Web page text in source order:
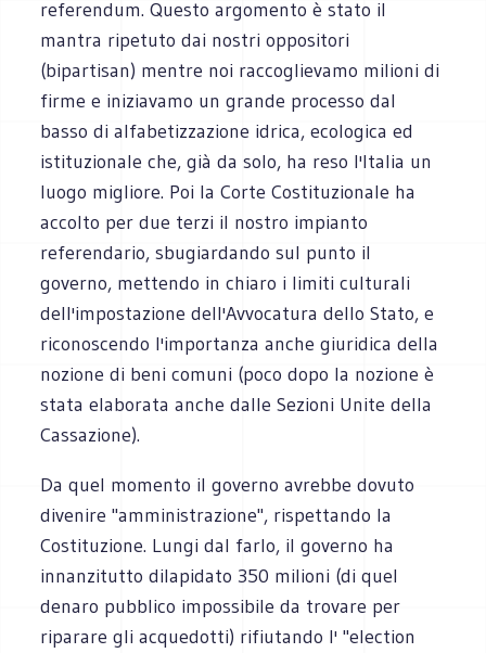
referendum. Questo argomento è stato il
mantra ripetuto dai nostri oppositori
(bipartisan) mentre noi raccoglievamo milioni di
firme e iniziavamo un grande processo dal
basso di alfabetizzazione idrica, ecologica ed
istituzionale che, già da solo, ha reso l'Italia un
luogo migliore. Poi la Corte Costituzionale ha
accolto per due terzi il nostro impianto
referendario, sbugiardando sul punto il
governo, mettendo in chiaro i limiti culturali
dell'impostazione dell'Avvocatura dello Stato, e
riconoscendo l'importanza anche giuridica della
nozione di beni comuni (poco dopo la nozione è
stata elaborata anche dalle Sezioni Unite della
Cassazione).
Da quel momento il governo avrebbe dovuto
divenire "amministrazione", rispettando la
Costituzione. Lungi dal farlo, il governo ha
innanzitutto dilapidato 350 milioni (di quel
denaro pubblico impossibile da trovare per
riparare gli acquedotti) rifiutando l' "election